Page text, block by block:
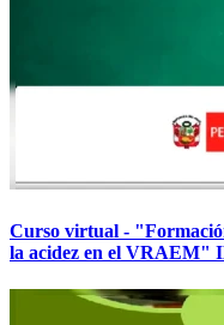
Curso virtual -
la acidez en el VRAEM"